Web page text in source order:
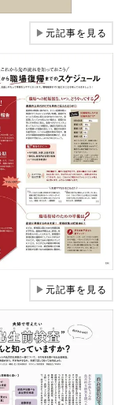
▶元記事を見る
▶元記事を見る